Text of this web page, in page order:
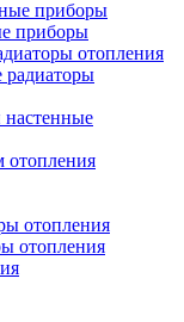
приборы
отопления
радиаторы
отопления
отопления
отопления